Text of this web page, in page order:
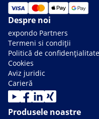
Despre noi
expondo Partners
Termeni si condiții
Politică de confidențialitate
Cookies
Aviz juridic
Carieră
Produsele noastre